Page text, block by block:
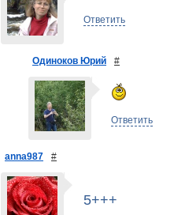
Ответить
Одиноков Юрий #
Ответить
anna987 #
5+++